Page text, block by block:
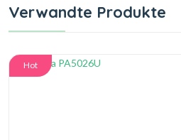
Verwandte Produkte
Hot